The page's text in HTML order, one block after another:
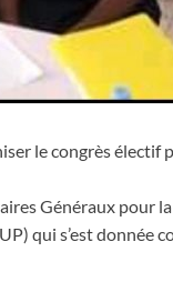
le congrès électif
Généraux pour
qui s’est donnée